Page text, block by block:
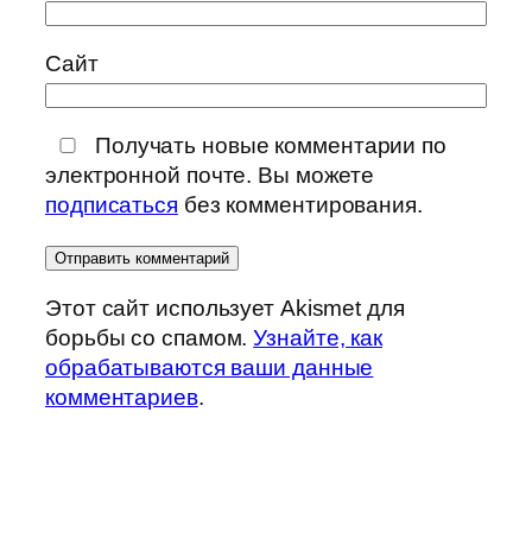
Сайт
Получать новые комментарии по
электронной почте. Вы можете
подписаться без комментирования.
Этот сайт использует Akismet для
борьбы со спамом.Узнайте, как
обрабатываются ваши данные
комментариев.